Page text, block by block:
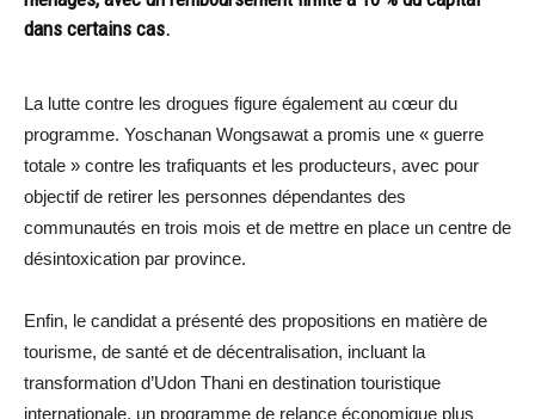
dans certains cas.
La lutte contre les drogues figure également au cœur du
programme. Yoschanan Wongsawat a promis une « guerre
totale » contre les trafiquants et les producteurs, avec pour
objectif de retirer les personnes dépendantes des
communautés en trois mois et de mettre en place un centre de
désintoxication par province.
Enfin, le candidat a présenté des propositions en matière de
tourisme, de santé et de décentralisation, incluant la
transformation d’Udon Thani en destination touristique
internationale, un programme de relance économique plus